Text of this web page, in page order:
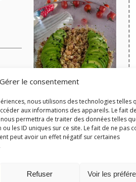
Gérer le consentement
nous utilisons des technologies telles
aux informations des appareils. Le fait de
permettra de traiter des données telles
les ID uniques sur ce site. Le fait de ne pas
peut avoir un effet négatif sur certaines
Refuser Voir les
Print
votes